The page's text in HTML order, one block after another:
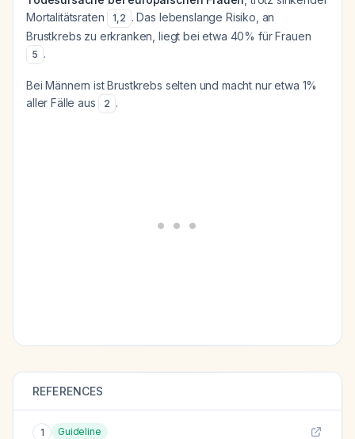
Mortalitätsraten
1,2 . Das lebenslange Risiko, an
Brustkrebs zu erkranken, liegt bei etwa 40% für Frauen
5 .
Bei Männern ist Brustkrebs selten und macht nur etwa 1%
aller Fälle aus
2 .
REFERENCES
1 Guideline